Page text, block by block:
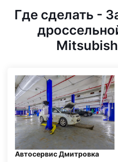
Где сделать -
Автосервис Дмитровка